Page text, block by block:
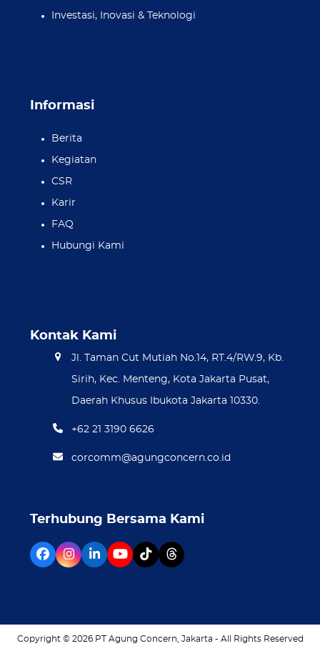
Investasi, Inovasi & Teknologi
Informasi
Berita
Kegiatan
CSR
Karir
FAQ
Hubungi Kami
Kontak Kami
Jl. Taman Cut Mutiah No.14, RT.4/RW.9, Kb.
Sirih, Kec. Menteng, Kota Jakarta Pusat,
Daerah Khusus Ibukota Jakarta 10330.
+62 21 3190 6626
corcomm@agungconcern.co.id
Terhubung Bersama Kami
Facebook
Instagram
LinkedIn
YouTube
TiktokThreads
Copyright © 2026 PT Agung Concern , Jakarta - All Rights Reserved